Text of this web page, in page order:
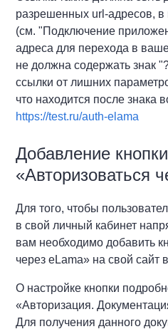
разрешенных url-адресов, в
(см. "Подключение
адреса для перехода в
не должна содержать знак
ссылки от лишних
что находится после знака
https://test.ru/auth-elama
Добавление кнопки
«Авторизоваться
Для того, чтобы
в свой личный кабинет
вам необходимо добавить
через eLama» на свой сайт
О настройке кнопки
«Авторизация.
Для получения данного